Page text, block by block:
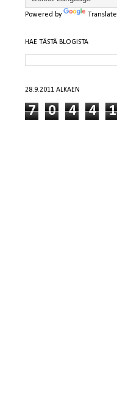
Powered by Translate
HAE TÄSTÄ BLOGISTA
28.9.2011 ALKAEN
7 0 4 4 1